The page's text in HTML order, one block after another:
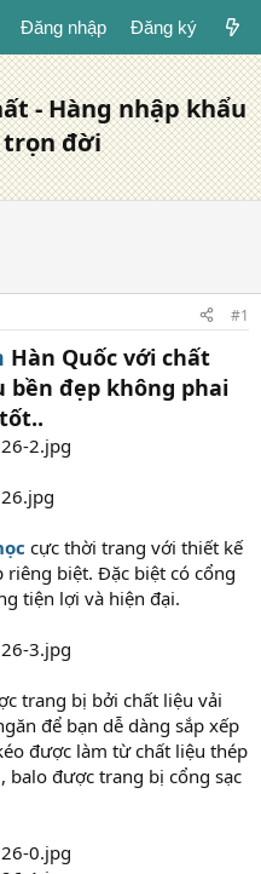
Đăng nhập Đăng ký
- Hàng nhập khẩu
trọn đời
#1
Hàn Quốc với chất
bền đẹp không phai
cực thời trang với thiết kế
riêng biệt. Đặc biệt có cổng
tiện lợi và hiện đại.
trang bị bởi chất liệu vải
để bạn dễ dàng sắp xếp
được làm từ chất liệu thép
balo được trang bị cổng sạc